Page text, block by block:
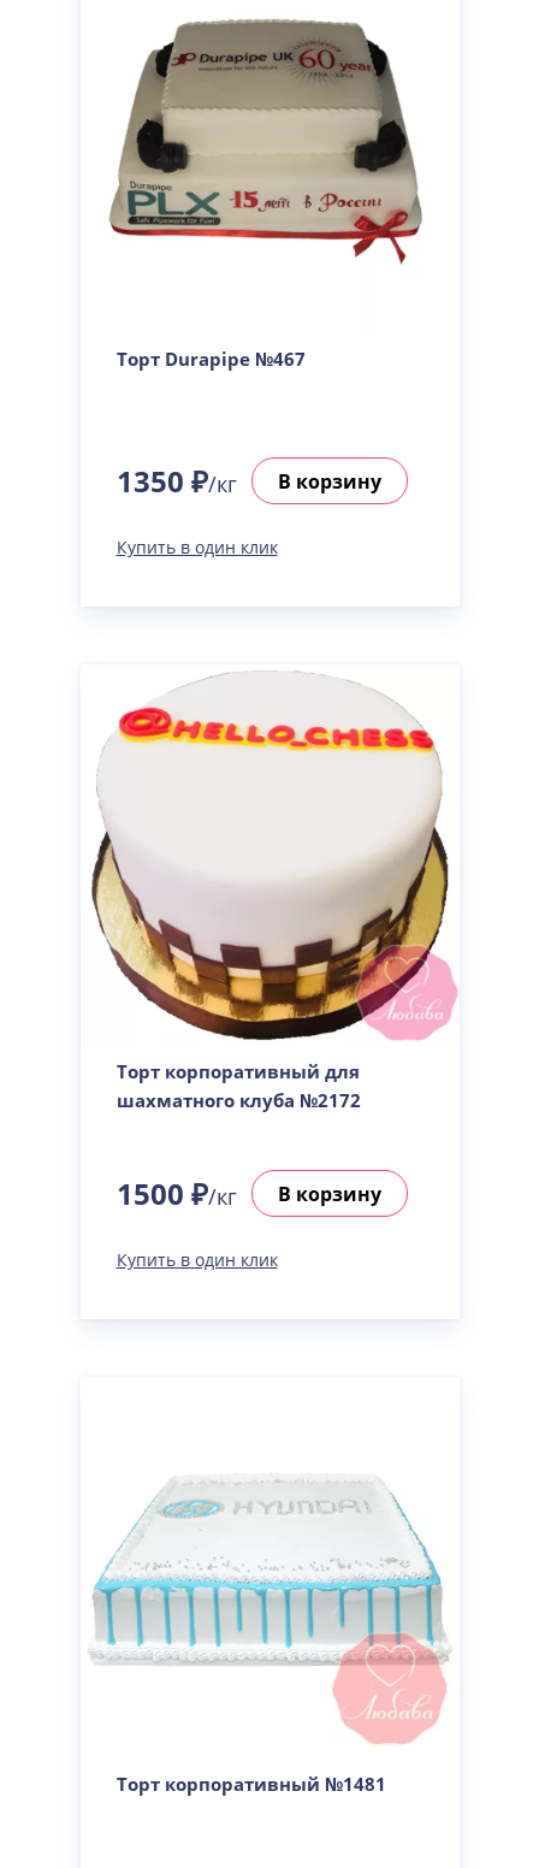
Торт Durapipe №467
1350 ₽/кг В корзину
Купить в один клик
Торт корпоративный для
шахматного клуба №2172
1500 ₽/кг В корзину
Купить в один клик
Торт корпоративный №1481